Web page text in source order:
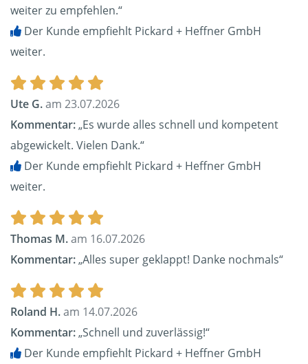
weiter zu empfehlen.“
Der Kunde empfiehlt Pickard + Heffner GmbH
weiter.
Ute G.am 23.07.2026
Kommentar:„Es wurde alles schnell und kompetent
abgewickelt. Vielen Dank.“
Der Kunde empfiehlt Pickard + Heffner GmbH
weiter.
Thomas M.am 16.07.2026
Kommentar:„Alles super geklappt! Danke nochmals“
Roland H.am 14.07.2026
Kommentar:„Schnell und zuverlässig!“
Der Kunde empfiehlt Pickard + Heffner GmbH